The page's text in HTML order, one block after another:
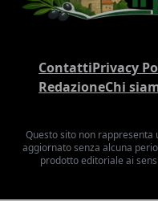
ContattiPrivacy
RedazioneChi
Questo sito non
aggiornato senza alcuna
prodotto editoriale ai